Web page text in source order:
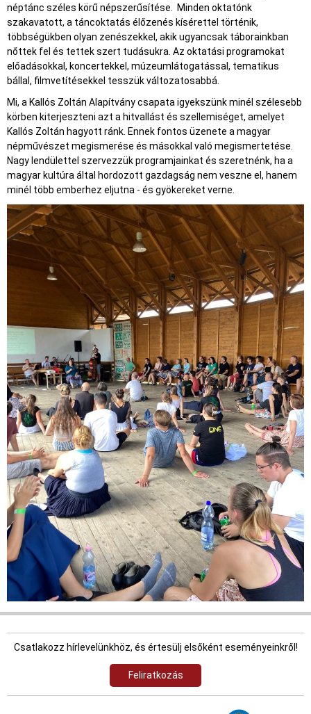
néptánc széles körű népszerűsítése. Minden oktatónk
szakavatott, a táncoktatás élőzenés kísérettel történik,
többségükben olyan zenészekkel, akik ugyancsak táborainkban
nőttek fel és tettek szert tudásukra. Az oktatási programokat
előadásokkal, koncertekkel, múzeumlátogatással, tematikus
bállal, filmvetítésekkel tesszük változatosabbá.
Mi, a Kallós Zoltán Alapítvány csapata igyekszünk minél szélesebb
körben kiterjeszteni azt a hitvallást és szellemiséget, amelyet
Kallós Zoltán hagyott ránk. Ennek fontos üzenete a magyar
népművészet megismerése és másokkal való megismertetése.
Nagy lendülettel szervezzük programjainkat és szeretnénk, ha a
magyar kultúra által hordozott gazdagság nem veszne el, hanem
minél több emberhez eljutna - és gyökereket verne.
Csatlakozz hírlevelünkhöz, és értesülj elsőként eseményeinkről!
Feliratkozás